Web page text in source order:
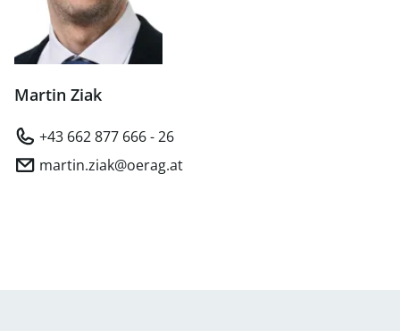
Martin Ziak
+43 662 877 666 - 26
martin.ziak@oerag.at